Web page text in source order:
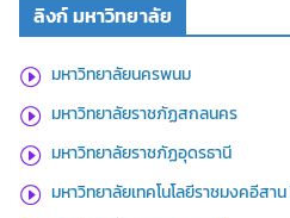
ลิงก์ มหาวิทยาลัย
มหาวิทยาลัยนครพนม
มหาวิทยาลัยราชภัฏสกลนคร
มหาวิทยาลัยราชภัฏอุดรธานี
มหาวิทยาลัยเทคโนโลยีราชมงคอีสา